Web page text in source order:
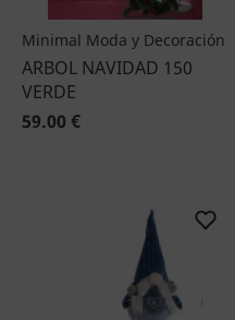
Minimal Moda y Decoración
ARBOL NAVIDAD 150
VERDE
59.00 €